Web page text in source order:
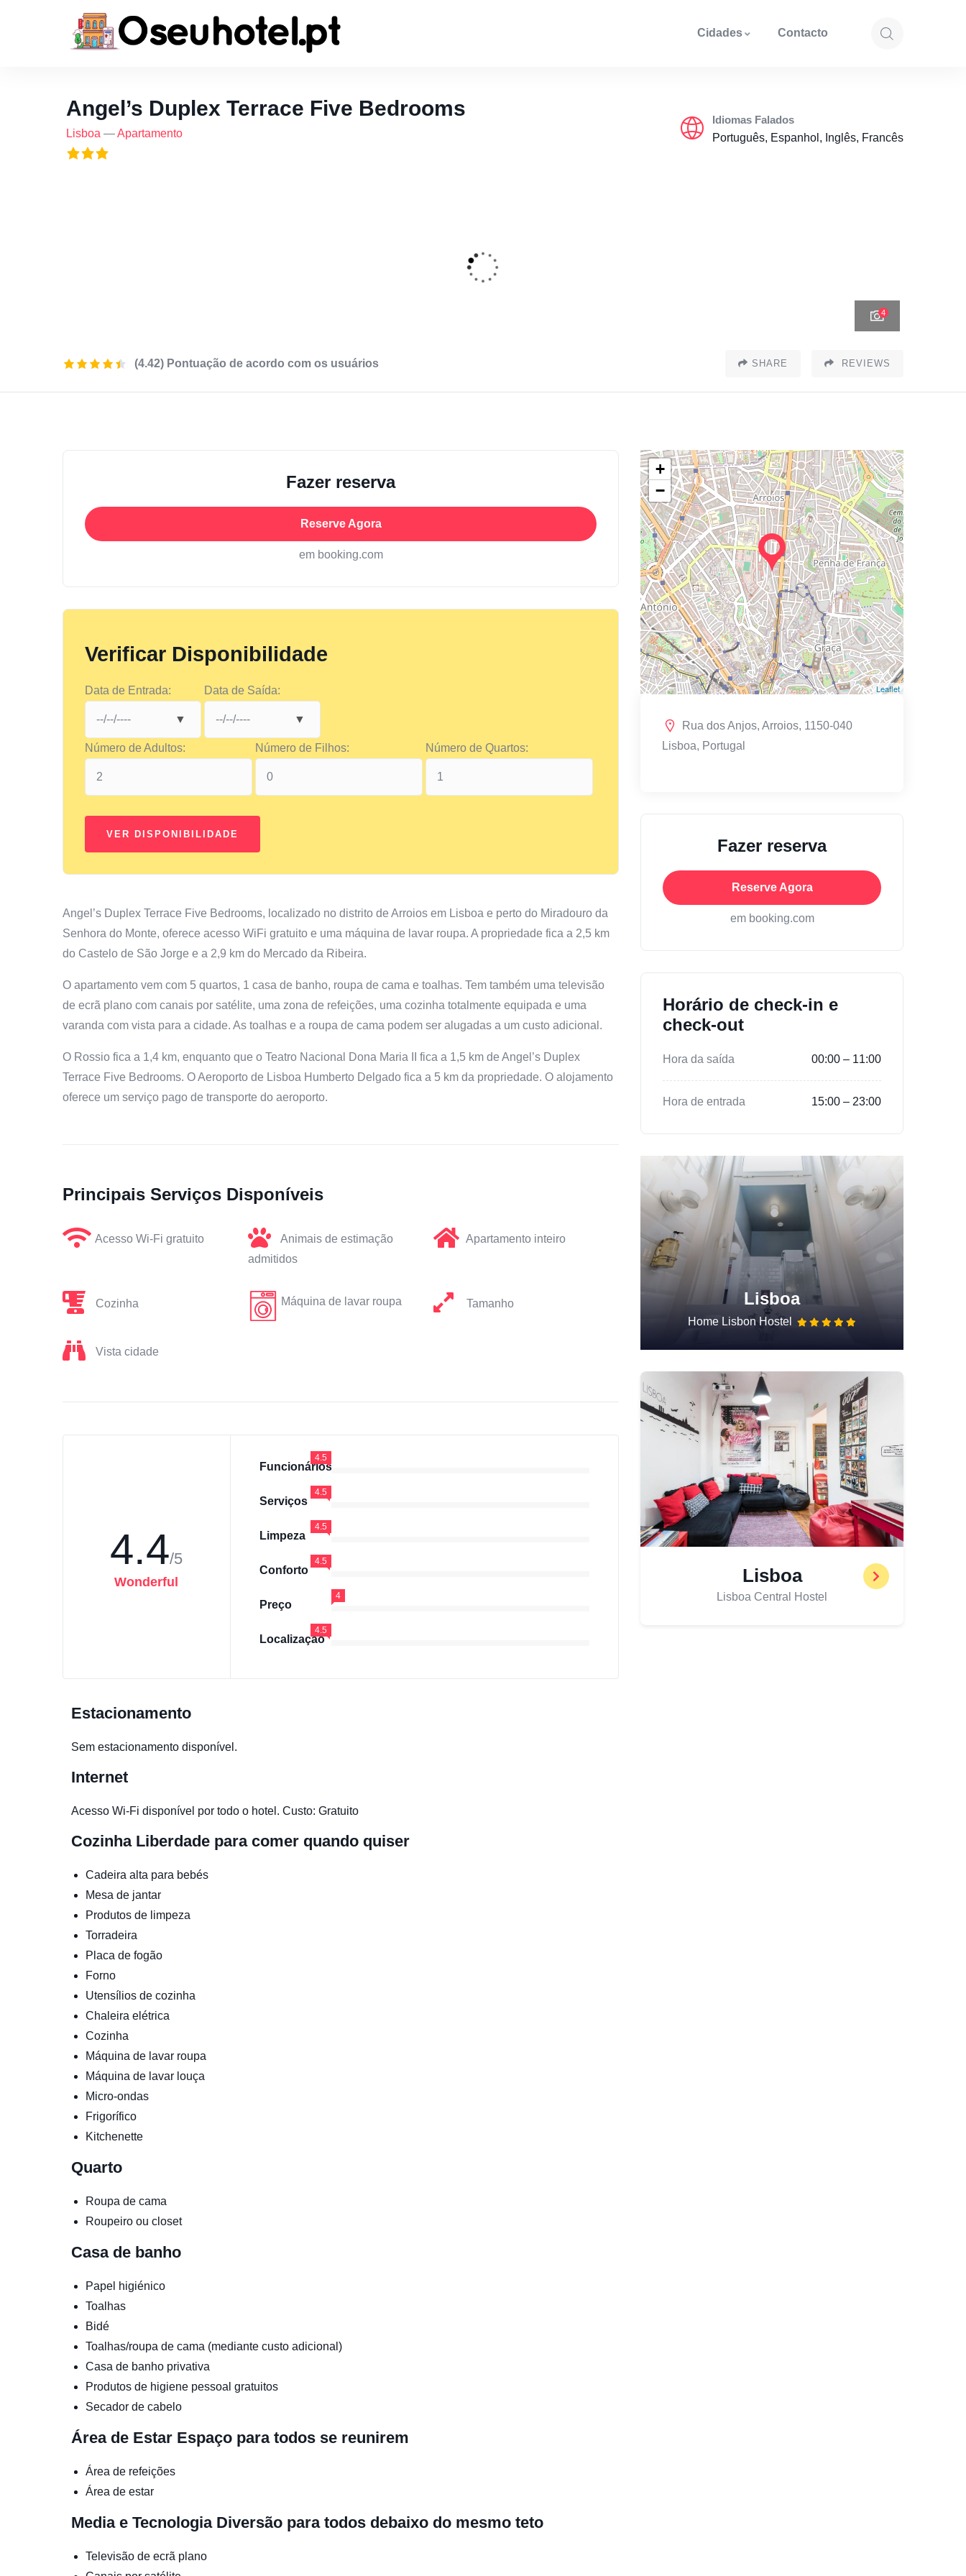
Cidades Contacto
Angel’s Duplex Terrace Five Bedrooms
Lisboa —Apartamento
Idiomas Falados
Português, Espanhol, Inglês, Francês
4
(4.42) Pontuação de acordo com os usuários SHARE REVIEWS
Fazer reserva
Reserve Agora
em booking.com
Verificar Disponibilidade
Data de Entrada: Data de Saída:
Número de Adultos: Número de Filhos: Número de Quartos:
Angel’s Duplex Terrace Five Bedrooms, localizado no distrito de Arroios em Lisboa e perto do Miradouro da
Senhora do Monte, oferece acesso WiFi gratuito e uma máquina de lavar roupa. A propriedade fica a 2,5 km
do Castelo de São Jorge e a 2,9 km do Mercado da Ribeira.
O apartamento vem com 5 quartos, 1 casa de banho, roupa de cama e toalhas. Tem também uma televisão
de ecrã plano com canais por satélite, uma zona de refeições, uma cozinha totalmente equipada e uma
varanda com vista para a cidade. As toalhas e a roupa de cama podem ser alugadas a um custo adicional.
O Rossio fica a 1,4 km, enquanto que o Teatro Nacional Dona Maria II fica a 1,5 km de Angel’s Duplex
Terrace Five Bedrooms. O Aeroporto de Lisboa Humberto Delgado fica a 5 km da propriedade. O alojamento
oferece um serviço pago de transporte do aeroporto.
Principais Serviços Disponíveis
Acesso Wi-Fi gratuito
Animais de estimação
admitidos
Apartamento inteiro
Cozinha Máquina de lavar roupa Tamanho
Vista cidade
4.4/5
Wonderful
Funcionários
4.5
Serviços
4.5
Limpeza
4.5
Conforto
4.5
Preço
4
Localização
4.5
Estacionamento
Sem estacionamento disponível.
Internet
Acesso Wi-Fi disponível por todo o hotel. Custo: Gratuito
Cozinha Liberdade para comer quando quiser
Cadeira alta para bebés
Mesa de jantar
Produtos de limpeza
Torradeira
Placa de fogão
Forno
Utensílios de cozinha
Chaleira elétrica
Cozinha
Máquina de lavar roupa
Máquina de lavar louça
Micro-ondas
Frigorífico
Kitchenette
Quarto
Roupa de cama
Roupeiro ou closet
Casa de banho
Papel higiénico
Toalhas
Bidé
Toalhas/roupa de cama (mediante custo adicional)
Casa de banho privativa
Produtos de higiene pessoal gratuitos
Secador de cabelo
Área de Estar Espaço para todos se reunirem
Área de refeições
Área de estar
Media e Tecnologia Diversão para todos debaixo do mesmo teto
Televisão de ecrã plano
+
−
Leaflet
Rua dos Anjos, Arroios, 1150-040
Lisboa, Portugal
Fazer reserva
Reserve Agora
em booking.com
Horário de check-in e
check-out
Hora da saída 00:00 – 11:00
Hora de entrada 15:00 – 23:00
Lisboa
Home Lisbon Hostel
Lisboa
Lisboa Central Hostel